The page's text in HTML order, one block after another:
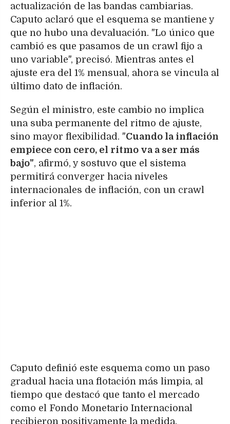
actualización de las bandas cambiarias.
Caputo aclaró que el esquema se mantiene y
que no hubo una devaluación. "Lo único que
cambió es que pasamos de un crawl fijo a
uno variable", precisó. Mientras antes el
ajuste era del 1% mensual, ahora se vincula al
último dato de inflación.
Según el ministro, este cambio no implica
una suba permanente del ritmo de ajuste,
sino mayor flexibilidad. "Cuando la inflación
empiece con cero, el ritmo va a ser más
bajo", afirmó, y sostuvo que el sistema
permitirá converger hacia niveles
internacionales de inflación, con un crawl
inferior al 1%.
Caputo definió este esquema como un paso
gradual hacia una flotación más limpia, al
tiempo que destacó que tanto el mercado
como el Fondo Monetario Internacional
recibieron positivamente la medida.